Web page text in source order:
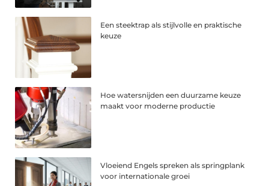
Een steektrap als stijlvolle en praktische
keuze
Hoe watersnijden een duurzame keuze
maakt voor moderne productie
Vloeiend Engels spreken als springplank
voor internationale groei